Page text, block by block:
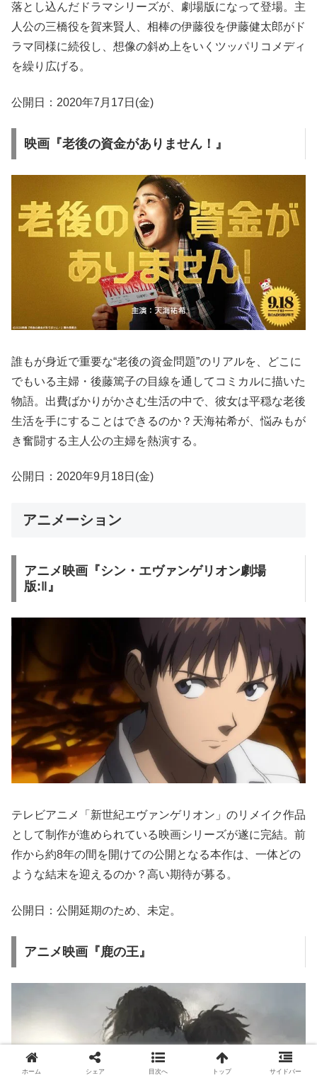
落とし込んだドラマシリーズが、劇場版になって登場。主
人公の三橋役を賀来賢人、相棒の伊藤役を伊藤健太郎がド
ラマ同様に続役し、想像の斜め上をいくツッパリコメディ
を繰り広げる。
公開日：2020年7月17日(金)
映画『老後の資金がありません！』
誰もが身近で重要な“老後の資金問題”のリアルを、どこに
でもいる主婦・後藤篤子の目線を通してコミカルに描いた
物語。出費ばかりがかさむ生活の中で、彼女は平穏な老後
生活を手にすることはできるのか？天海祐希が、悩みもが
き奮闘する主人公の主婦を熱演する。
公開日：2020年9月18日(金)
アニメーション
アニメ映画『シン・エヴァンゲリオン劇場
版:‖』
テレビアニメ「新世紀エヴァンゲリオン」のリメイク作品
として制作が進められている映画シリーズが遂に完結。前
作から約8年の間を開けての公開となる本作は、一体どの
ような結末を迎えるのか？高い期待が募る。
公開日：公開延期のため、未定。
アニメ映画『鹿の王』
ホーム シェア 目次へ トップ サイドバー